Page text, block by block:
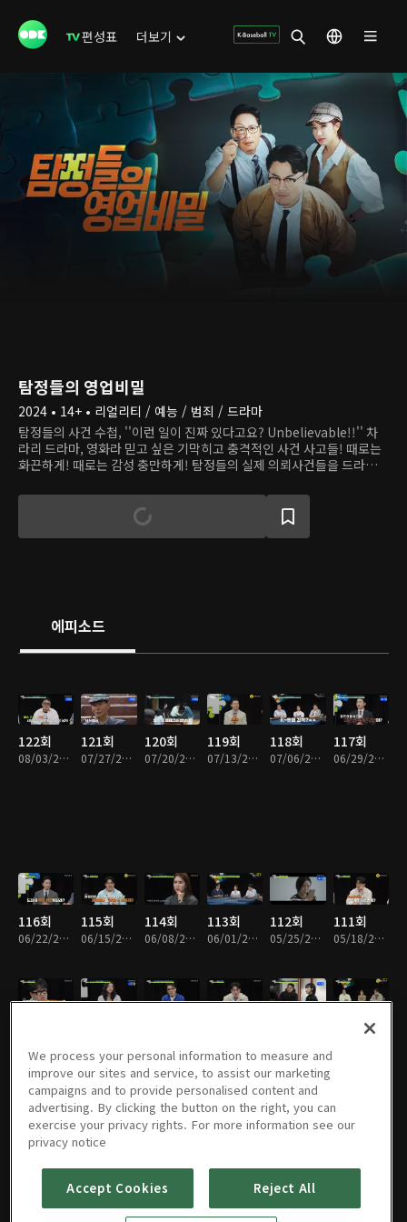
편성표 더보기
탐정들의 영업비밀
2024 • 14+ • 리얼리티 / 예능 / 범죄 / 드라마
탐정들의 사건 수첩, ''이런 일이 진짜 있다고요? Unbelievable!!'' 차
라리 드라마, 영화라 믿고 싶은 기막히고 충격적인 사건 사고들! 때로는
화끈하게! 때로는 감성 충만하게! 탐정들의 실제 의뢰사건들을 드라마타
을 위한! 오직 의뢰인에 대한 진심 하나로 전국 방방곡곡을 누비는 국민
해결사-지금껏 어디에서도 공개되지 않았던 실제 탐정 업무와 숨은 영업
에피소드
122회
08/03/2026 • 1시간 56분
121회
07/27/2026 • 1시간 50분
120회
07/20/2026 • 1시간 52분
119회
07/13/2026 • 1시간 57분
118회
07/06/2026 • 1시간 50분
117회
06/29/2026 • 1시간 50분
116회
06/22/2026 • 1시간 50분
115회
06/15/2026 • 1시간 52분
114회
06/08/2026 • 1시간 49분
113회
06/01/2026 • 1시간 52분
112회
05/25/2026 • 1시간 50분
111회
05/18/2026 • 1시간 53분
105회
104회
03/30/2026 • 1시간 50분
103회 102회 101회 100회 99회
We process your personal information to measure and
improve our sites and service, to assist our marketing
campaigns and to provide personalised content and
advertising. By clicking the button on the right, you can
exercise your privacy rights. For more information see our
privacy notice
Accept Cookies Reject All